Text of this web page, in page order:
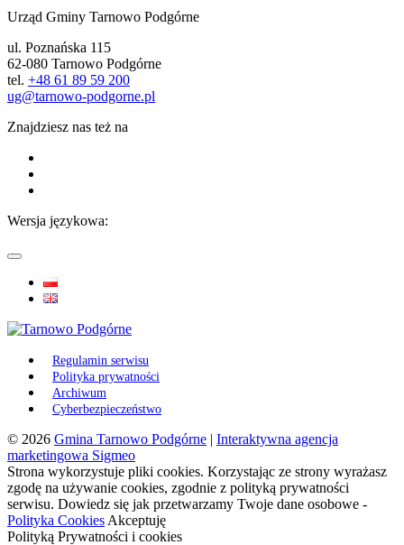
Urząd Gminy Tarnowo Podgórne
ul. Poznańska 115
62-080 Tarnowo Podgórne
tel. +48 61 89 59 200
ug@tarnowo-podgorne.pl
Znajdziesz nas też na
Wersja językowa:
Regulamin serwisu
Polityka prywatności
Archiwum
Cyberbezpieczeństwo
© 2026 Gmina Tarnowo Podgórne | Interaktywna agencja
marketingowa Sigmeo
Strona wykorzystuje pliki cookies. Korzystając ze strony wyrażasz
zgodę na używanie cookies, zgodnie z polityką prywatności
serwisu. Dowiedz się jak przetwarzamy Twoje dane osobowe -
Polityka Cookies Akceptuję
Polityką Prywatności i cookies